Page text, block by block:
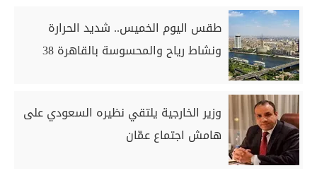
طقس اليوم الخميس.. شديد الحرارة
ونشاط رياح والمحسوسة بالقاهرة 38
وزير الخارجية يلتقي نظيره السعودي على
هامش اجتماع عمّان